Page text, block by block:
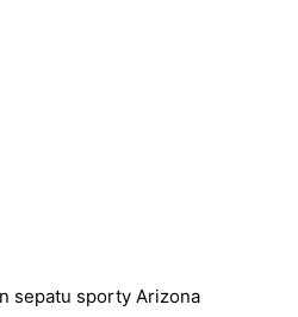
sepatu sporty Arizona